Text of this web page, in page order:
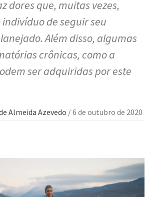
dores que, muitas vezes,
de seguir seu
Além disso, algumas
crônicas, como a
ser adquiridas por este
Almeida Azevedo /6 de outubro de 2020